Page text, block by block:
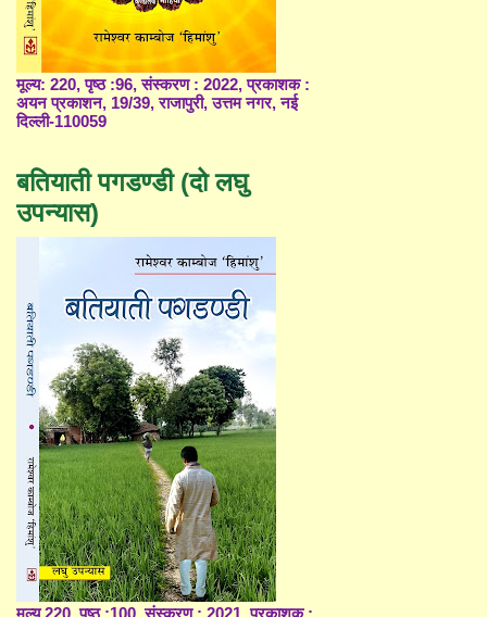
मूल्य: 220, पृष्ठ :96, संस्करण : 2022, प्रकाशक :
अयन प्रकाशन, 19/39, राजापुरी, उत्तम नगर, नई
दिल्ली-110059
बतियाती पगडण्डी (दो लघु
उपन्यास)